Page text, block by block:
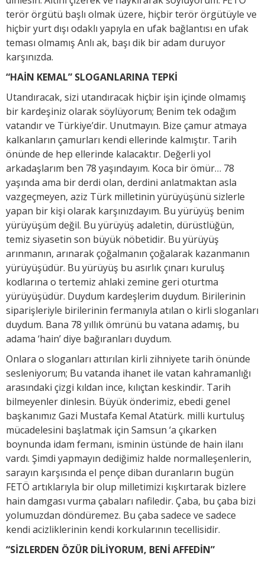
terör örgütü başlı olmak üzere, hiçbir terör örgütüyle ve
hiçbir yurt dışı odaklı yapıyla en ufak bağlantısı en ufak
teması olmamış Anlı ak, başı dik bir adam duruyor
karşınızda.
“HAİN KEMAL” SLOGANLARINA TEPKİ
Utandıracak, sizi utandıracak hiçbir işin içinde olmamış
bir kardeşiniz olarak söylüyorum; Benim tek odağım
vatandır ve Türkiye’dir. Unutmayın. Bize çamur atmaya
kalkanların çamurları kendi ellerinde kalmıştır. Tarih
önünde de hep ellerinde kalacaktır. Değerli yol
arkadaşlarım ben 78 yaşındayım. Koca bir ömür… 78
yaşında ama bir derdi olan, derdini anlatmaktan asla
vazgeçmeyen, aziz Türk milletinin yürüyüşünü sizlerle
yapan bir kişi olarak karşınızdayım. Bu yürüyüş benim
yürüyüşüm değil. Bu yürüyüş adaletin, dürüstlüğün,
temiz siyasetin son büyük nöbetidir. Bu yürüyüş
arınmanın, arınarak çoğalmanın çoğalarak kazanmanın
yürüyüşüdür. Bu yürüyüş bu asırlık çınarı kuruluş
kodlarına o tertemiz ahlaki zemine geri oturtma
yürüyüşüdür. Duydum kardeşlerim duydum. Birilerinin
siparişleriyle birilerinin fermanıyla atılan o kirli sloganları
duydum. Bana 78 yıllık ömrünü bu vatana adamış, bu
adama ‘hain’ diye bağıranları duydum.
Onlara o sloganları attırılan kirli zihniyete tarih önünde
sesleniyorum; Bu vatanda ihanet ile vatan kahramanlığı
arasındaki çizgi kıldan ince, kılıçtan keskindir. Tarih
bilmeyenler dinlesin. Büyük önderimiz, ebedi genel
başkanımız Gazi Mustafa Kemal Atatürk. milli kurtuluş
mücadelesini başlatmak için Samsun ‘a çıkarken
boynunda idam fermanı, isminin üstünde de hain ilanı
vardı. Şimdi yapmayın dediğimiz halde normalleşenlerin,
sarayın karşısında el pençe diban duranların bugün
FETÖ artıklarıyla bir olup milletimizi kışkırtarak bizlere
hain damgası vurma çabaları nafiledir. Çaba, bu çaba bizi
yolumuzdan döndüremez. Bu çaba sadece ve sadece
kendi acizliklerinin kendi korkularının tecellisidir.
“SİZLERDEN ÖZÜR DİLİYORUM, BENİ AFFEDİN”